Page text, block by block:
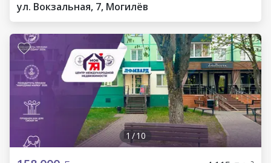
ул. Вокзальная, 7, Могилёв
1 /10